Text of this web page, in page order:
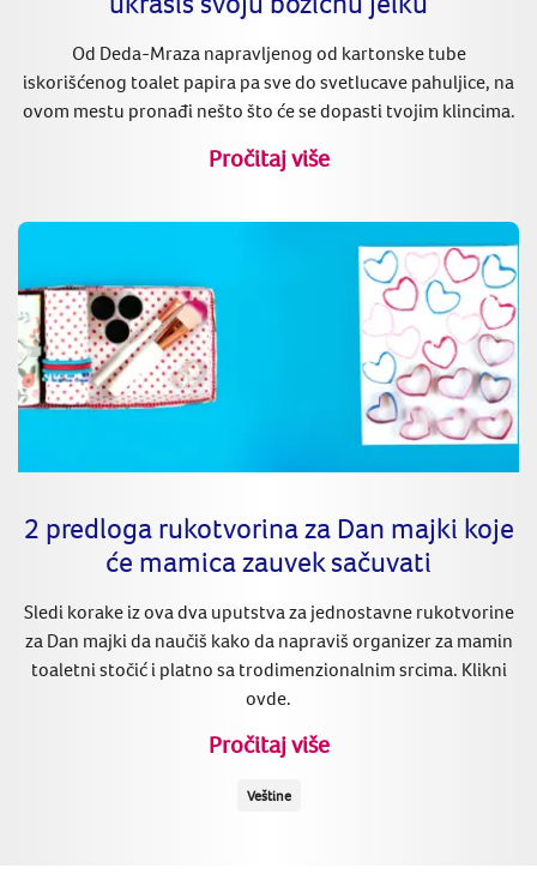
Od Deda-Mraza napravljenog od kartonske tube
iskorišćenog toalet papira pa sve do svetlucave pahuljice, na
ovom mestu pronađi nešto što će se dopasti tvojim klincima.
Pročitaj više
2 predloga rukotvorina za Dan majki koje
će mamica zauvek sačuvati
Sledi korake iz ova dva uputstva za jednostavne rukotvorine
za Dan majki da naučiš kako da napraviš organizer za mamin
toaletni stočić i platno sa trodimenzionalnim srcima. Klikni
ovde.
Pročitaj više
Veštine